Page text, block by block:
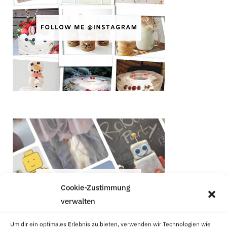
Cookie-Zustimmung
verwalten
Um dir ein optimales Erlebnis zu bieten, verwenden wir Technologien wie